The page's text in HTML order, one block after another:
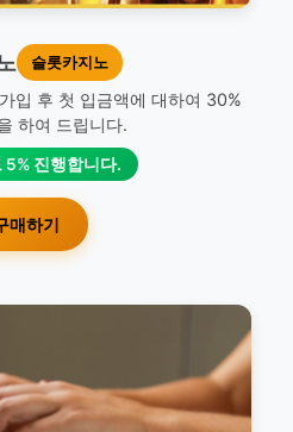
슬롯카지노
입 후 첫 입금액에 대하여 30%
하여 드립니다.
5% 진행합니다.
매하기